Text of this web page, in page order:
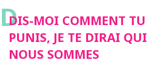
DDIS-MOI COMMENT TU
PUNIS, JE TE DIRAI QUI
NOUS SOMMES